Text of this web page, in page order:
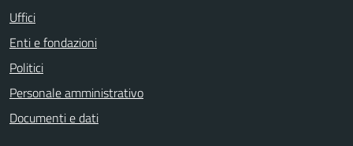
Uffici
Enti e fondazioni
Politici
Personale amministrativo
Documenti e dati